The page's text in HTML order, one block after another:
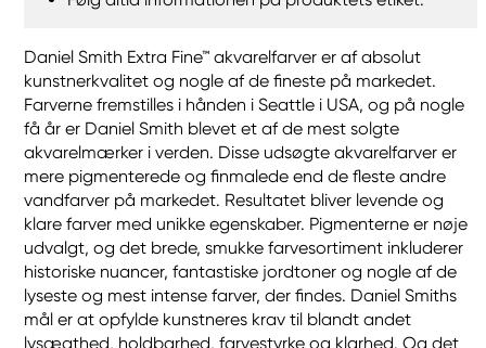
Daniel Smith Extra Fine™ akvarelfarver er af absolut
kunstnerkvalitet og nogle af de fineste på markedet.
Farverne fremstilles i hånden i Seattle i USA, og på nogle
få år er Daniel Smith blevet et af de mest solgte
akvarelmærker i verden. Disse udsøgte akvarelfarver er
mere pigmenterede og finmalede end de fleste andre
vandfarver på markedet. Resultatet bliver levende og
klare farver med unikke egenskaber. Pigmenterne er nøje
udvalgt, og det brede, smukke farvesortiment inkluderer
historiske nuancer, fantastiske jordtoner og nogle af de
lyseste og mest intense farver, der findes. Daniel Smiths
mål er at opfylde kunstneres krav til blandt andet
lysægthed, holdbarhed, farvestyrke og klarhed. Og det